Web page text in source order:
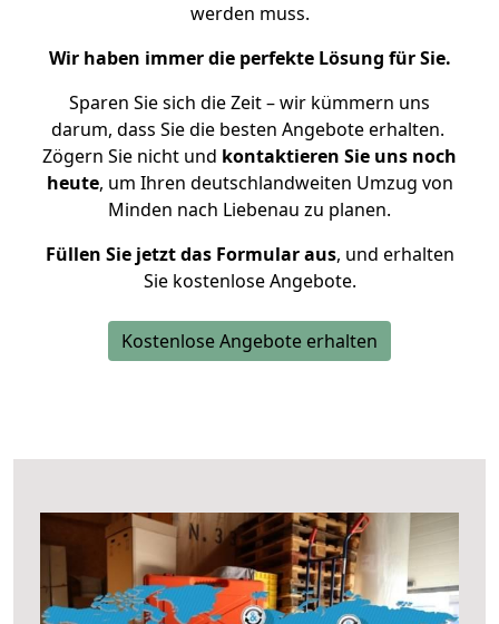
werden muss.
Wir haben immer die perfekte Lösung für Sie.
Sparen Sie sich die Zeit – wir kümmern uns
darum, dass Sie die besten Angebote erhalten.
Zögern Sie nicht und kontaktieren Sie uns noch
heute, um Ihren deutschlandweiten Umzug von
Minden nach Liebenau zu planen.
Füllen Sie jetzt das Formular aus, und erhalten
Sie kostenlose Angebote.
Kostenlose Angebote erhalten